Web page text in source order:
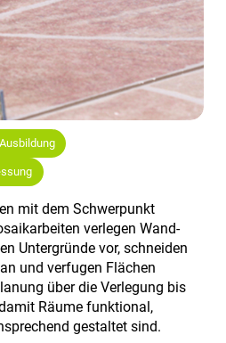
mit dem Schwerpunkt
verlegen Wand-
Untergründe vor, schneiden
und verfugen Flächen
über die Verlegung bis
Räume funktional,
gestaltet sind.